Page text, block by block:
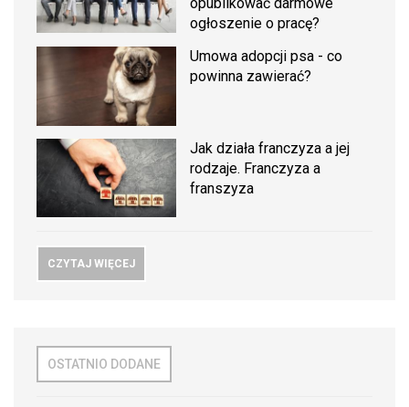
opublikować darmowe
ogłoszenie o pracę?
Umowa adopcji psa - co
powinna zawierać?
Jak działa franczyza a jej
rodzaje. Franczyza a
franszyza
CZYTAJ WIĘCEJ
OSTATNIO DODANE